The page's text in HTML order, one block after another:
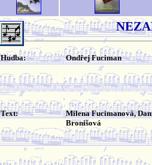
Hudba: Ondřej Fuciman
Text:
Milena Fucimanová,
Bronišová